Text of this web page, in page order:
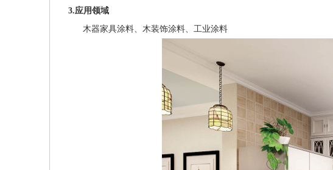
3.应用领域
木器家具涂料、木装饰涂料、工业涂料